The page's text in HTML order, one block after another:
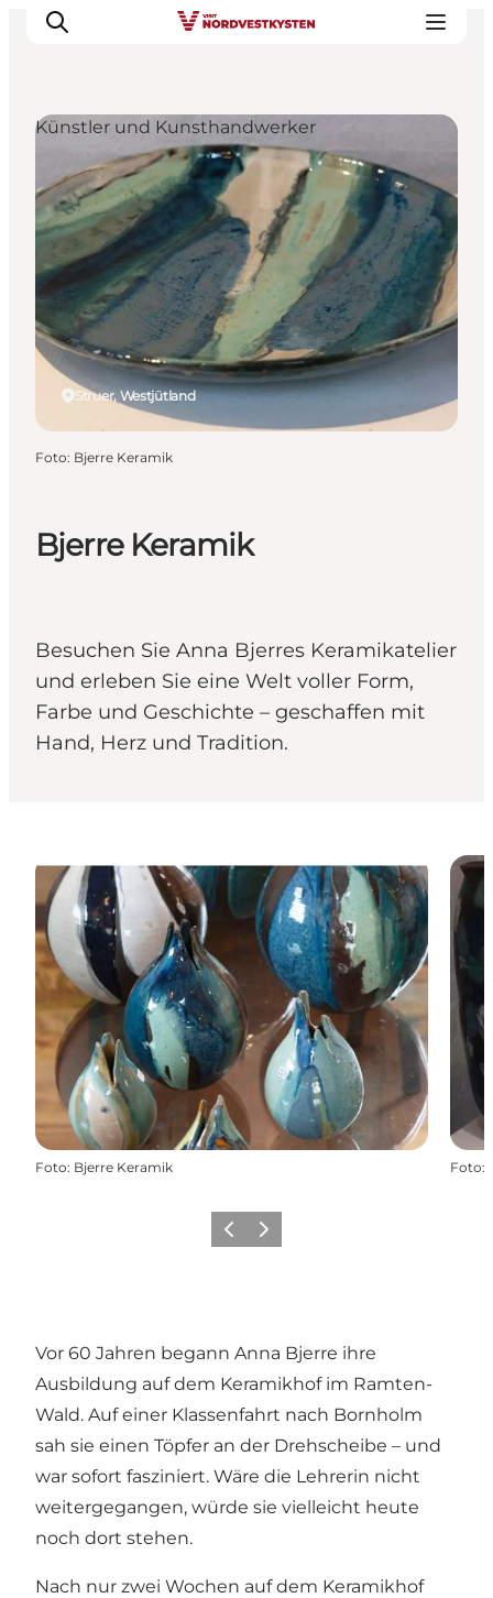
Urlaubsorte
Inspiration
Events
Unterkunft
Mach deine Urlaubsplanung
Bjerre Keramik
Besuchen Sie Anna Bjerres Keramikatelier
und erleben Sie eine Welt voller Form,
Farbe und Geschichte – geschaffen mit
Hand, Herz und Tradition.
Struer, Westjütland
Künstler und Kunsthandwerker
Foto: Bjerre Keramik
Foto: Bjerre Keramik Foto:
ZurückWeiter
Vor 60 Jahren begann Anna Bjerre ihre
Ausbildung auf dem Keramikhof im Ramten-
Wald. Auf einer Klassenfahrt nach Bornholm
sah sie einen Töpfer an der Drehscheibe – und
war sofort fasziniert. Wäre die Lehrerin nicht
weitergegangen, würde sie vielleicht heute
noch dort stehen.
Nach nur zwei Wochen auf dem Keramikhof